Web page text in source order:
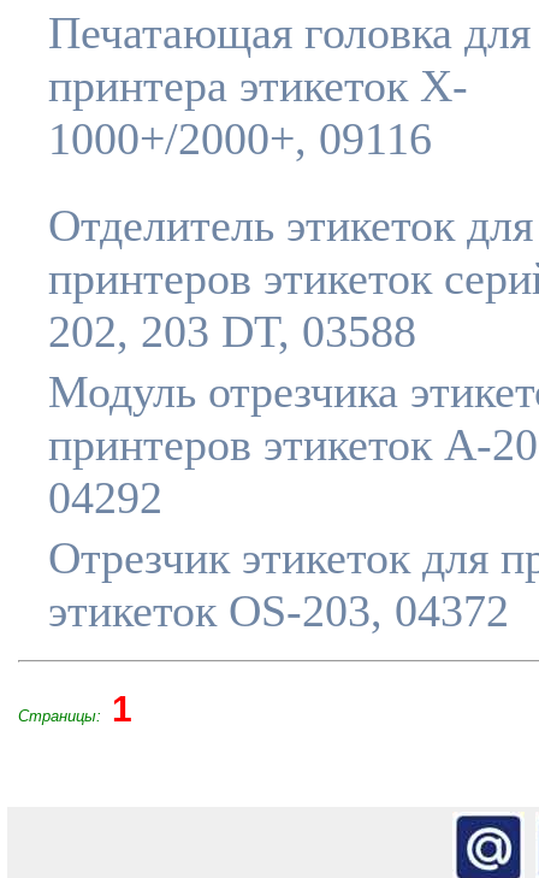
Печатающая головка для
принтера этикеток X-
1000+/2000+, 09116
Отделитель этикеток для
принтеров этикеток
202, 203 DT, 03588
Модуль отрезчика
принтеров этикеток A-
04292
Отрезчик этикеток для
этикеток OS-203, 04372
Страницы: 1